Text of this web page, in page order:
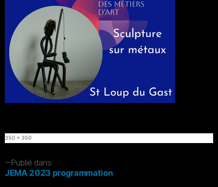
Taille
350 × 350
Navigation
de
Publié dans
JEMA 2023 programmation